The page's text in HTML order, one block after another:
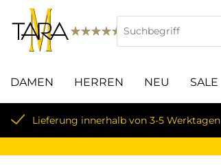
DAMEN HERREN NEU SALE
Lieferung innerhalb von 3-5 Werktagen